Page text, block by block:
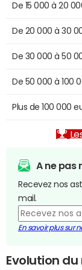
De 15 000 à 20
De 20 000 à 30
De 30 000 à 50
De 50 000 à 100
Plus de 100 000
A ne pas
Recevez nos
mail.
En savoir plus sur
Evolution